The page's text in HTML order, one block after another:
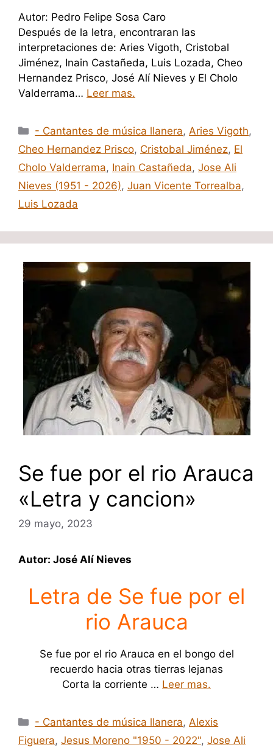
Autor: Pedro Felipe Sosa Caro
Después de la letra, encontraran las
interpretaciones de: Aries Vigoth, Cristobal
Jiménez, Inain Castañeda, Luis Lozada, Cheo
Hernandez Prisco, José Alí Nieves y El Cholo
Valderrama… Leer mas.
Categorías
- Cantantes de música llanera, Aries Vigoth,
Cheo Hernandez Prisco, Cristobal Jiménez, El
Cholo Valderrama, Inain Castañeda, Jose Ali
Nieves (1951 - 2026), Juan Vicente Torrealba,
Luis Lozada
Se fue por el rio Arauca
«Letra y cancion»
29 mayo, 2023
Autor: José Alí Nieves
Letra de Se fue por el
rio Arauca
Se fue por el rio Arauca en el bongo del
recuerdo hacia otras tierras lejanas
Corta la corriente … Leer mas.
Categorías
- Cantantes de música llanera, Alexis
Figuera, Jesus Moreno "1950 - 2022", Jose Ali